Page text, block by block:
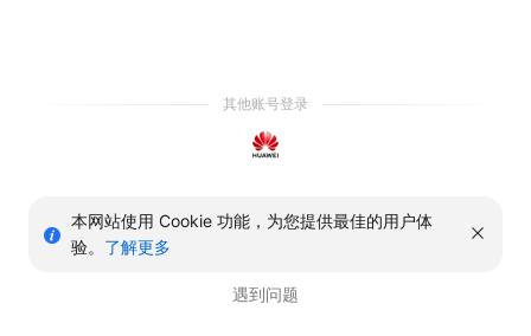
其他账号登录
本网站使用 Cookie 功能，为您提供最佳的用户体
验。 了解更多
遇到问题